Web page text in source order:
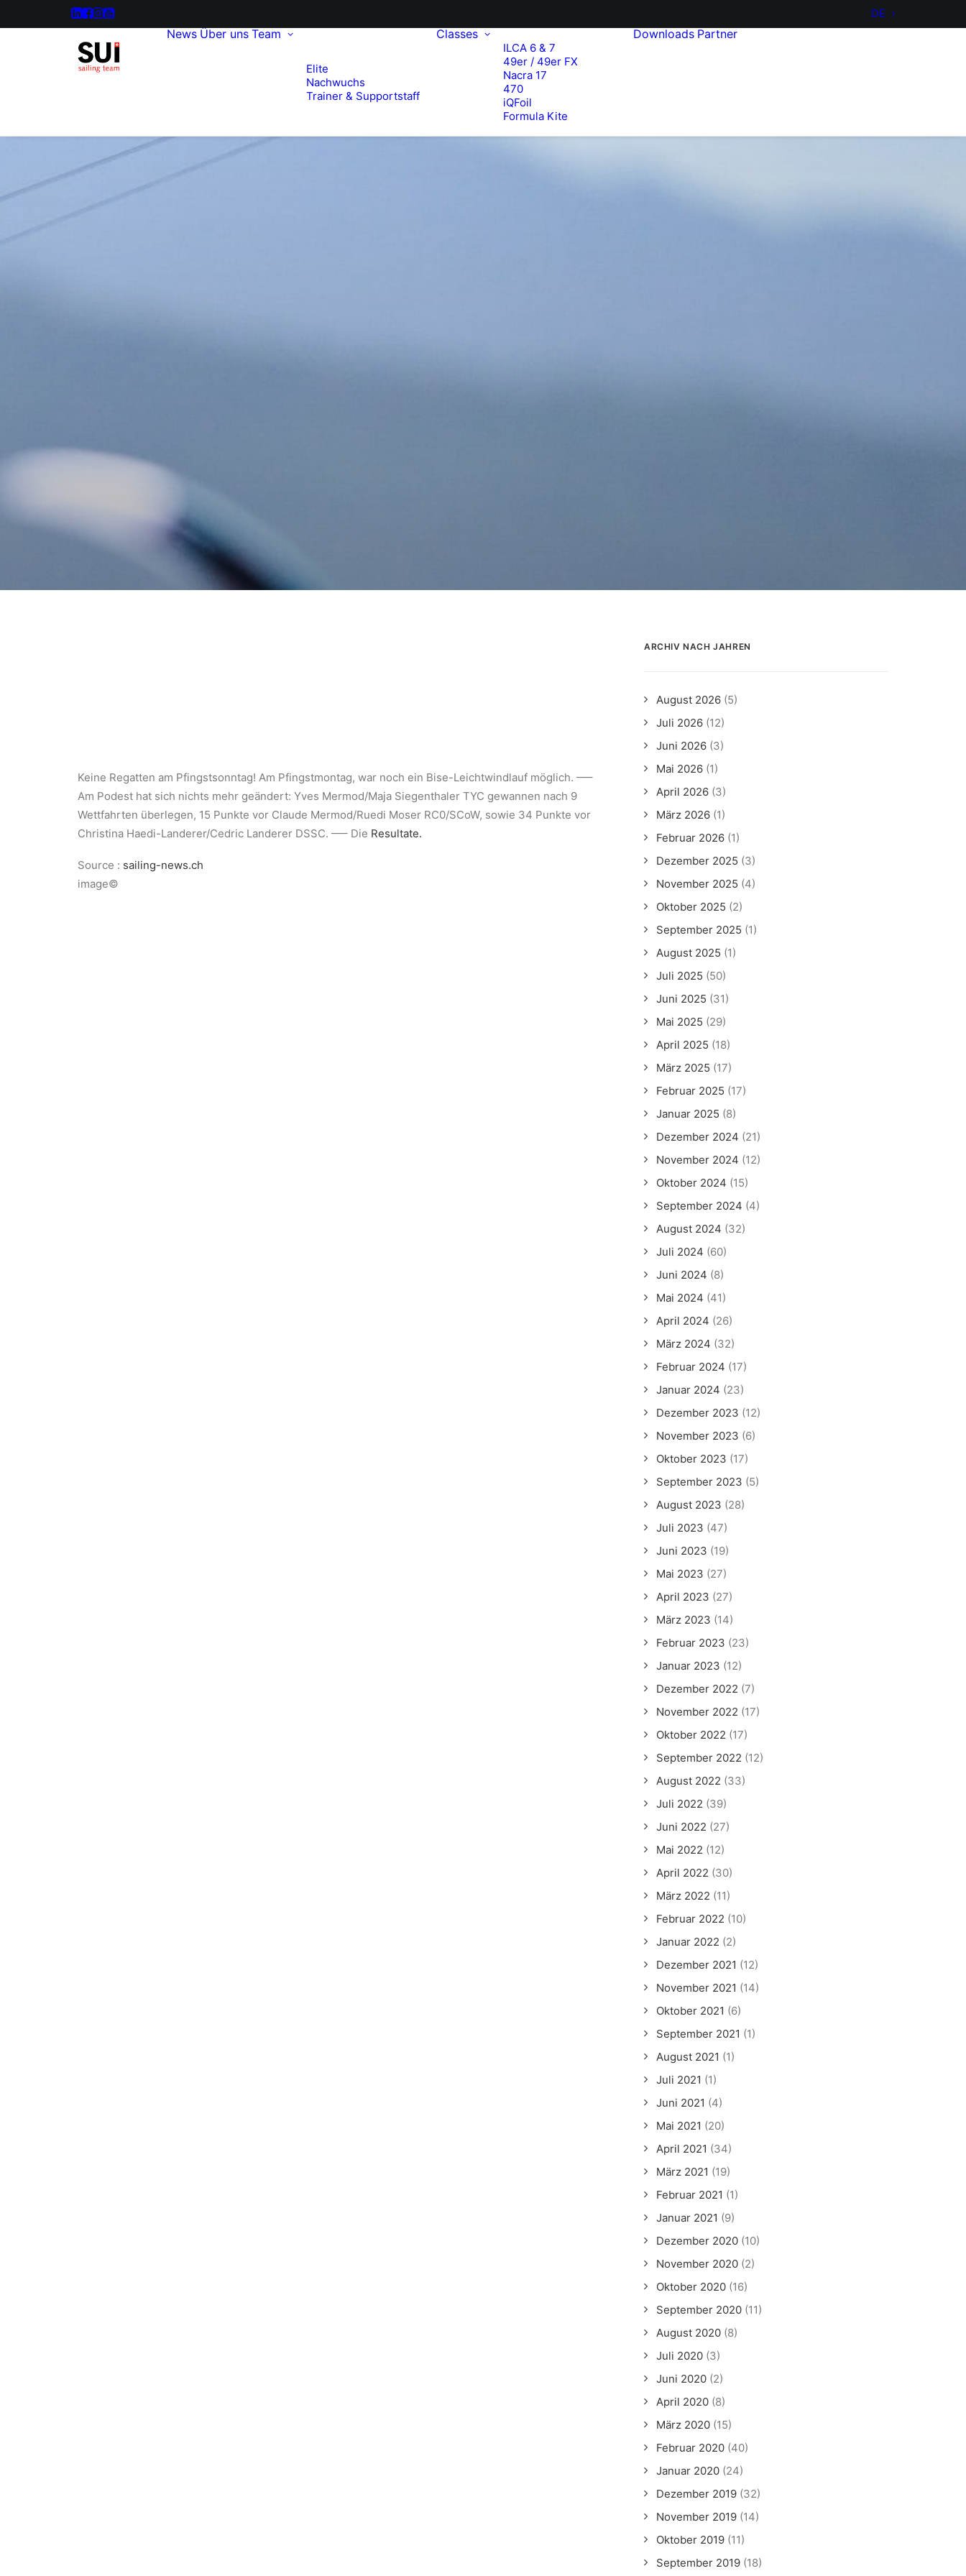
DE
News Über uns Team
Elite
Nachwuchs
Trainer & Supportstaff
Classes
ILCA 6 & 7
49er / 49er FX
Nacra 17
470
iQFoil
Formula Kite
Downloads Partner
Keine Regatten am Pfingstsonntag! Am Pfingstmontag, war noch ein Bise-Leichtwindlauf möglich. —–
Am Podest hat sich nichts mehr geändert: Yves Mermod/Maja Siegenthaler TYC gewannen nach 9
Wettfahrten überlegen, 15 Punkte vor Claude Mermod/Ruedi Moser RC0/SCoW, sowie 34 Punkte vor
Christina Haedi-Landerer/Cedric Landerer DSSC. —– Die Resultate.
Source : sailing-news.ch
image©
ARCHIV NACH JAHREN
August 2026 (5)
Juli 2026 (12)
Juni 2026 (3)
Mai 2026 (1)
April 2026 (3)
März 2026 (1)
Februar 2026 (1)
Dezember 2025 (3)
November 2025 (4)
Oktober 2025 (2)
September 2025 (1)
August 2025 (1)
Juli 2025 (50)
Juni 2025 (31)
Mai 2025 (29)
April 2025 (18)
März 2025 (17)
Februar 2025 (17)
Januar 2025 (8)
Dezember 2024 (21)
November 2024 (12)
Oktober 2024 (15)
September 2024 (4)
August 2024 (32)
Juli 2024 (60)
Juni 2024 (8)
Mai 2024 (41)
April 2024 (26)
März 2024 (32)
Februar 2024 (17)
Januar 2024 (23)
Dezember 2023 (12)
November 2023 (6)
Oktober 2023 (17)
September 2023 (5)
August 2023 (28)
Juli 2023 (47)
Juni 2023 (19)
Mai 2023 (27)
April 2023 (27)
März 2023 (14)
Februar 2023 (23)
Januar 2023 (12)
Dezember 2022 (7)
November 2022 (17)
Oktober 2022 (17)
September 2022 (12)
August 2022 (33)
Juli 2022 (39)
Juni 2022 (27)
Mai 2022 (12)
April 2022 (30)
März 2022 (11)
Februar 2022 (10)
Januar 2022 (2)
Dezember 2021 (12)
November 2021 (14)
Oktober 2021 (6)
September 2021 (1)
August 2021 (1)
Juli 2021 (1)
Juni 2021 (4)
Mai 2021 (20)
April 2021 (34)
März 2021 (19)
Februar 2021 (1)
Januar 2021 (9)
Dezember 2020 (10)
November 2020 (2)
Oktober 2020 (16)
September 2020 (11)
August 2020 (8)
Juli 2020 (3)
Juni 2020 (2)
April 2020 (8)
März 2020 (15)
Februar 2020 (40)
Januar 2020 (24)
Dezember 2019 (32)
November 2019 (14)
Oktober 2019 (11)
September 2019 (18)